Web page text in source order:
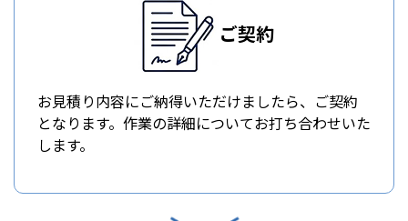
ご契約
お見積り内容にご納得いただけましたら、ご契約
となります。作業の詳細についてお打ち合わせいた
します。